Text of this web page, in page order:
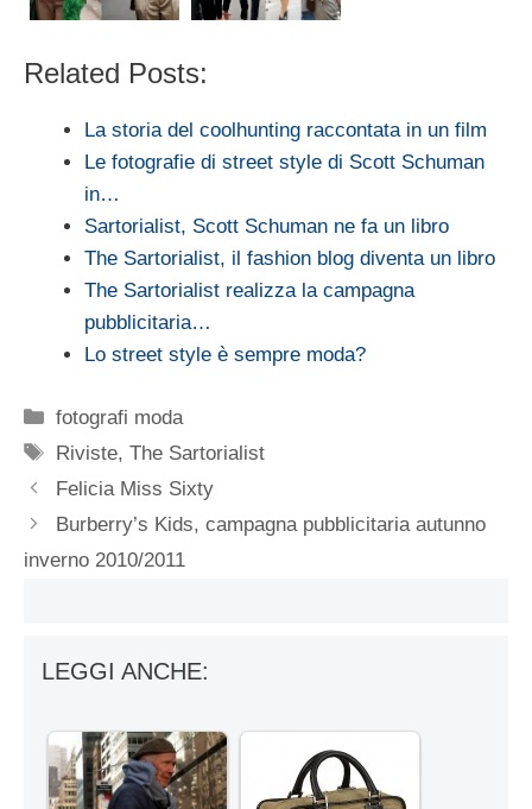
Related Posts:
La storia del coolhunting raccontata in un film
Le fotografie di street style di Scott Schuman
in…
Sartorialist, Scott Schuman ne fa un libro
The Sartorialist, il fashion blog diventa un libro
The Sartorialist realizza la campagna
pubblicitaria…
Lo street style è sempre moda?
Categorie
fotografi moda
Tag
Riviste,The Sartorialist
Felicia Miss Sixty
Burberry’s Kids, campagna pubblicitaria autunno
inverno 2010/2011
LEGGI ANCHE: